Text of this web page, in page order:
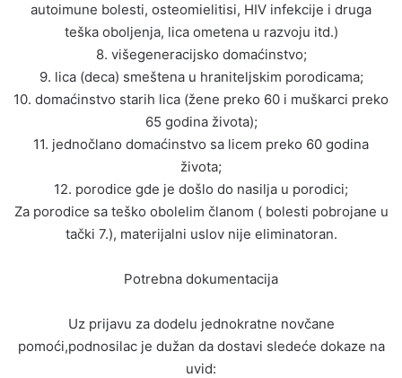
autoimune bolesti, osteomielitisi, HIV infekcije i druga
teška oboljenja, lica ometena u razvoju itd.)
8. višegeneracijsko domaćinstvo;
9. lica (deca) smeštena u hraniteljskim porodicama;
10. domaćinstvo starih lica (žene preko 60 i muškarci preko
65 godina života);
11. jednočlano domaćinstvo sa licem preko 60 godina
života;
12. porodice gde je došlo do nasilja u porodici;
Za porodice sa teško obolelim članom ( bolesti pobrojane u
tački 7.), materijalni uslov nije eliminatoran.
Potrebna dokumentacija
Uz prijavu za dodelu jednokratne novčane
pomoći,podnosilac je dužan da dostavi sledeće dokaze na
uvid: